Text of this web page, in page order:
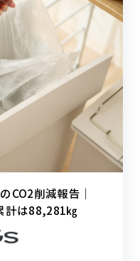
CO2削減報告｜
計は88,281㎏